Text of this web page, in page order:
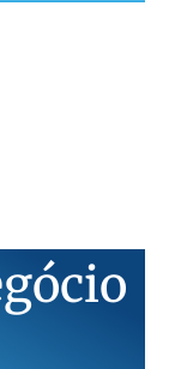
gócio